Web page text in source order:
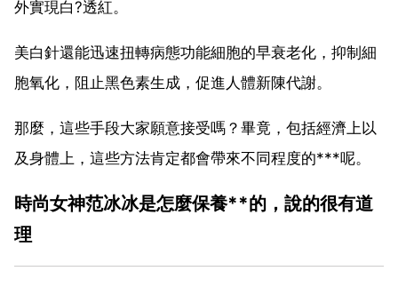
外實現白?透紅。
美白針還能迅速扭轉病態功能細胞的早衰老化，抑制細
胞氧化，阻止黑色素生成，促進人體新陳代謝。
那麼，這些手段大家願意接受嗎？畢竟，包括經濟上以
及身體上，這些方法肯定都會帶來不同程度的***呢。
時尚女神范冰冰是怎麼保養**的，說的很有道
理